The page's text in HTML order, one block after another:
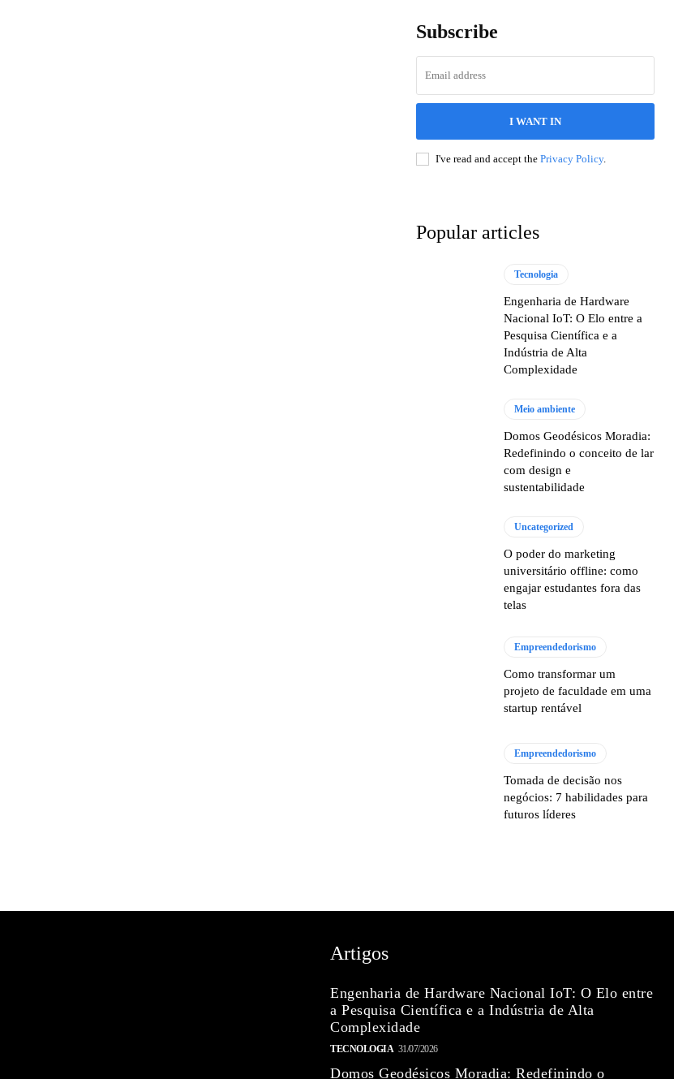
Subscribe
I WANT IN
I've read and accept the Privacy Policy.
Popular articles
Tecnologia
Engenharia de Hardware
Nacional IoT: O Elo entre a
Pesquisa Científica e a
Indústria de Alta
Complexidade
Meio ambiente
Domos Geodésicos Moradia:
Redefinindo o conceito de lar
com design e
sustentabilidade
Uncategorized
O poder do marketing
universitário offline: como
engajar estudantes fora das
telas
Empreendedorismo
Como transformar um
projeto de faculdade em uma
startup rentável
Empreendedorismo
Tomada de decisão nos
negócios: 7 habilidades para
futuros líderes
Artigos
Engenharia de Hardware Nacional IoT: O Elo entre
a Pesquisa Científica e a Indústria de Alta
Complexidade
TECNOLOGIA 31/07/2026
Domos Geodésicos Moradia: Redefinindo o